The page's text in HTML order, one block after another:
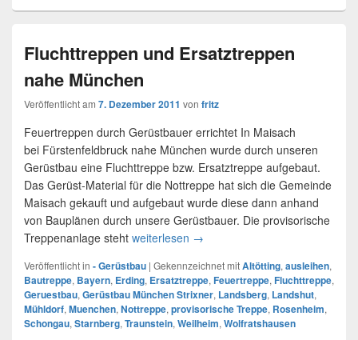
Fluchttreppen und Ersatztreppen
nahe München
Veröffentlicht am 7. Dezember 2011 von fritz
Feuertreppen durch Gerüstbauer errichtet In Maisach
bei Fürstenfeldbruck nahe München wurde durch unseren
Gerüstbau eine Fluchttreppe bzw. Ersatztreppe aufgebaut.
Das Gerüst-Material für die Nottreppe hat sich die Gemeinde
Maisach gekauft und aufgebaut wurde diese dann anhand
von Bauplänen durch unsere Gerüstbauer. Die provisorische
Treppenanlage steht weiterlesen Fluchttreppen und
→
Veröffentlicht in - Gerüstbau | Gekennzeichnet mitAltötting, ausleihen,
Bautreppe, Bayern, Erding, Ersatztreppe, Feuertreppe, Fluchttreppe,
Geruestbau, Gerüstbau München Strixner, Landsberg, Landshut,
Mühldorf, Muenchen, Nottreppe, provisorische Treppe, Rosenheim,
Schongau, Starnberg, Traunstein, Weilheim, Wolfratshausen